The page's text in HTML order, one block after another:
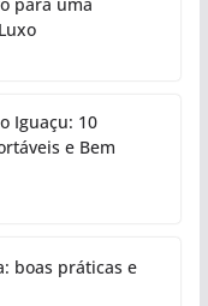
Iguaçu: 10
e Bem
boas práticas e